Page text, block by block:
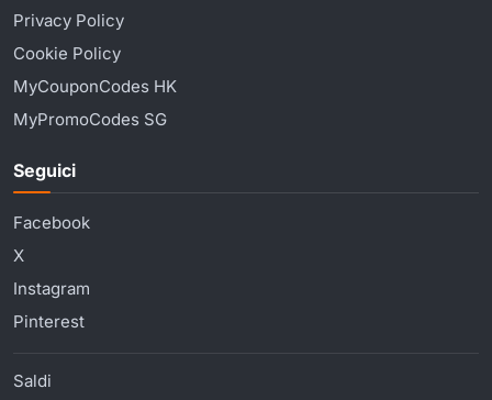
Privacy Policy
Cookie Policy
MyCouponCodes HK
MyPromoCodes SG
Seguici
Facebook
X
Instagram
Pinterest
Saldi